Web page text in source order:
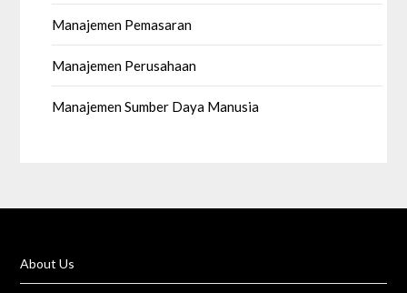
Manajemen Pemasaran
Manajemen Perusahaan
Manajemen Sumber Daya Manusia
About Us